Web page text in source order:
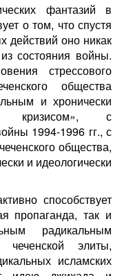
фантазий в
о том, что спустя
действий оно никак
состояния войны.
стрессового
общества
и хронически
кризисом», с
1994-1996 гг., с
общества,
и идеологически
способствует
пропаганда, так и
радикальным
элиты,
исламских